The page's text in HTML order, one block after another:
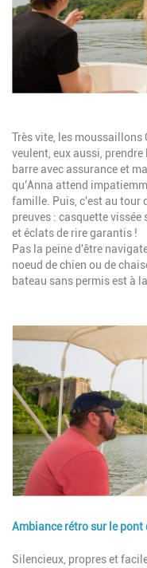
Description
Très vite, les moussaillons
veulent, eux aussi,
barre avec assurance et
qu’Anna attend
famille. Puis, c'est au tour
preuves : casquette
et éclats de rire garantis !
Pas la peine d'être
noeud de chien ou de
bateau sans permis est à
Ambiance rétro sur le pont
Description
Silencieux, propres et